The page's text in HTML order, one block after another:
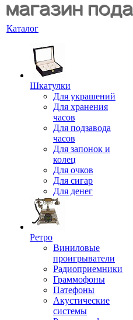
Каталог
Шкатулки
Для украшений
Для хранения
часов
Для подзавода
часов
Для запонок и
колец
Для очков
Для сигар
Для денег
Ретро
Виниловые
проигрыватели
Радиоприемники
Граммофоны
Патефоны
Акустические
системы